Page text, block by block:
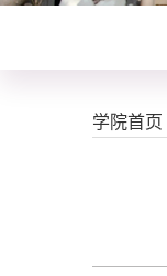
学院首页